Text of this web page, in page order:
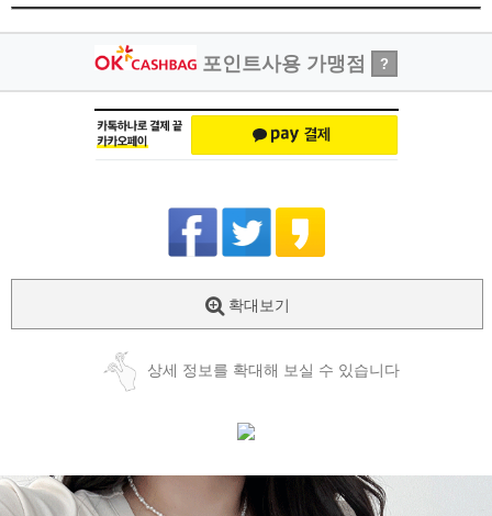
포인트사용 가맹점 ?
확대보기
상세 정보를 확대해 보실 수 있습니다